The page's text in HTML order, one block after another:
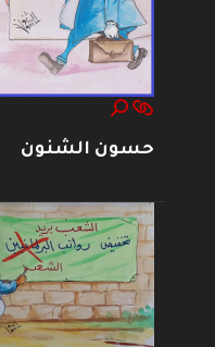
حسون الشنون